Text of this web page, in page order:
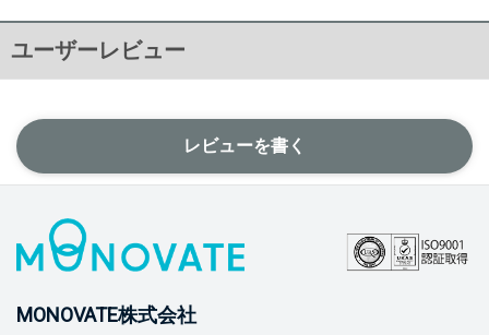
ユーザーレビュー
レビューを書く
MONOVATE株式会社